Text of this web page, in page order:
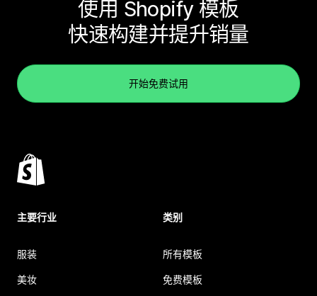
使用 Shopify 模板
快速构建并提升销量
开始免费试用
主要行业
服装
美妆
类别
所有模板
免费模板